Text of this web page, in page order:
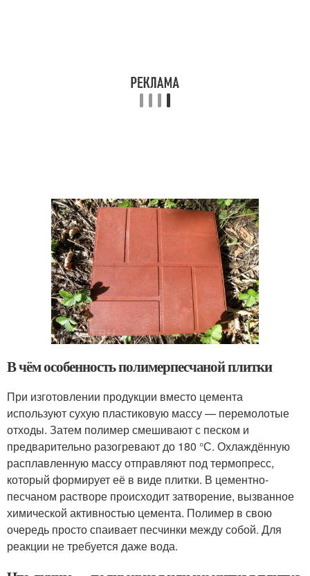
В чём особенность полимерпесчаной плитки
При изготовлении продукции вместо цемента
используют сухую пластиковую массу — перемолотые
отходы. Затем полимер смешивают с песком и
предварительно разогревают до 180 °С. Охлаждённую
расплавленную массу отправляют под термопресс,
который формирует её в виде плитки. В цементно-
песчаном растворе происходит затворение, вызванное
химической активностью цемента. Полимер в свою
очередь просто спаивает песчинки между собой. Для
реакции не требуется даже вода.